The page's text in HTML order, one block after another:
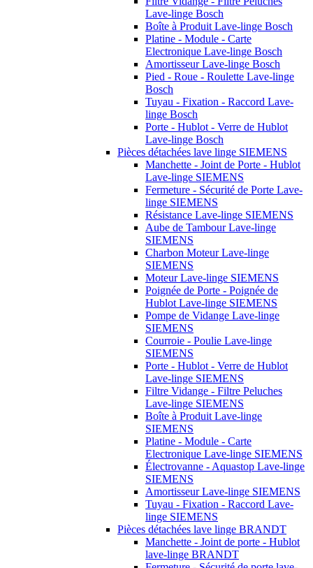
Lave-linge Bosch
Boîte à Produit Lave-linge Bosch
Platine - Module - Carte
Electronique Lave-linge Bosch
Amortisseur Lave-linge Bosch
Pied - Roue - Roulette Lave-linge
Bosch
Tuyau - Fixation - Raccord Lave-
linge Bosch
Porte - Hublot - Verre de Hublot
Lave-linge Bosch
Pièces détachées lave linge SIEMENS
Manchette - Joint de Porte - Hublot
Lave-linge SIEMENS
Fermeture - Sécurité de Porte Lave-
linge SIEMENS
Résistance Lave-linge SIEMENS
Aube de Tambour Lave-linge
SIEMENS
Charbon Moteur Lave-linge
SIEMENS
Moteur Lave-linge SIEMENS
Poignée de Porte - Poignée de
Hublot Lave-linge SIEMENS
Pompe de Vidange Lave-linge
SIEMENS
Courroie - Poulie Lave-linge
SIEMENS
Porte - Hublot - Verre de Hublot
Lave-linge SIEMENS
Filtre Vidange - Filtre Peluches
Lave-linge SIEMENS
Boîte à Produit Lave-linge
SIEMENS
Platine - Module - Carte
Electronique Lave-linge SIEMENS
Électrovanne - Aquastop Lave-linge
SIEMENS
Amortisseur Lave-linge SIEMENS
Tuyau - Fixation - Raccord Lave-
linge SIEMENS
Pièces détachées lave linge BRANDT
Manchette - Joint de porte - Hublot
lave-linge BRANDT